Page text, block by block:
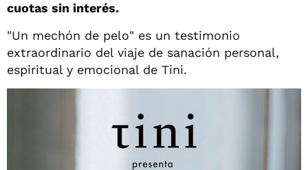
cuotas sin interés.
"Un mechón de pelo" es un testimonio
extraordinario del viaje de sanación personal,
espiritual y emocional de Tini.